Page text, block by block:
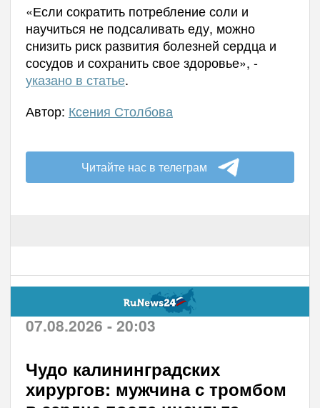
«Если сократить потребление соли и
научиться не подсаливать еду, можно
снизить риск развития болезней сердца и
сосудов и сохранить свое здоровье», -
указано в статье.
Автор: Ксения Столбова
Читайте нас в телеграм
07.08.2026 - 20:03
Чудо калининградских
хирургов: мужчина с тромбом